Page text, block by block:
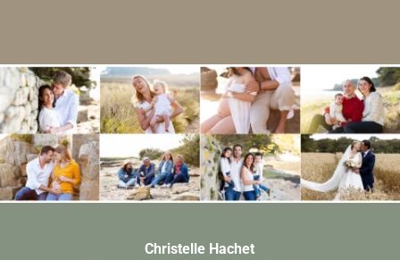
Christelle Hachet